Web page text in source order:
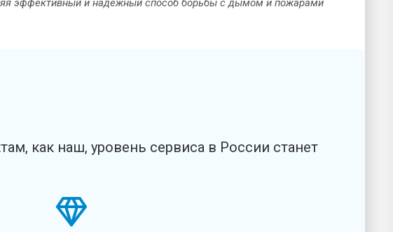
эффективный и надежный способ борьбы с дымом и пожарами
как наш, уровень сервиса в России станет